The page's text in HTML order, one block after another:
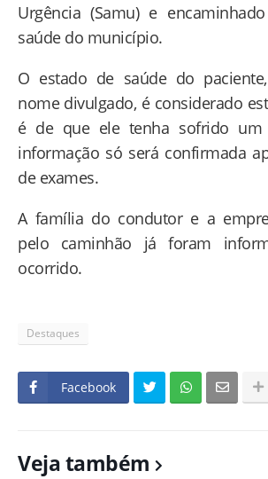
Urgência (Samu) e
saúde do município.
O estado de saúde do
nome divulgado, é considerado
é de que ele tenha sofrido
informação só será confirmada
de exames.
A família do condutor e a
pelo caminhão já foram
ocorrido.
Destaques
Facebook
Veja também